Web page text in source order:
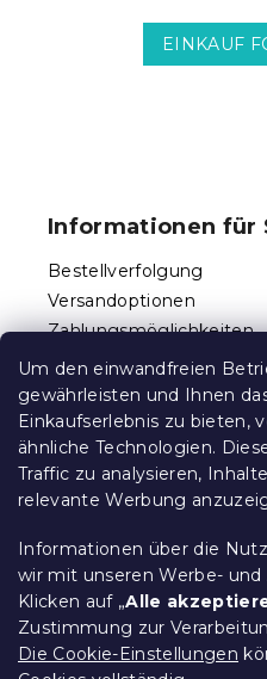
Um den einwandfreien
gewährleisten und Ihnen
Einkaufserlebnis zu bieten,
ähnliche Technologien.
Traffic zu analysieren,
relevante Werbung
Informationen über die
wir mit unseren Werbe- und
Klicken auf „Alle
Zustimmung zur
Die Cookie-Einstellungen
EINKAUF
e
Informationen für
Bestellverfolgung
Versandoptionen
Zahlungsmöglichkeiten
Reklamationen und
Kontakt
Allgemeine
Datenschutz
Ethischer Kodex
Für Partner
Impressum
Über uns